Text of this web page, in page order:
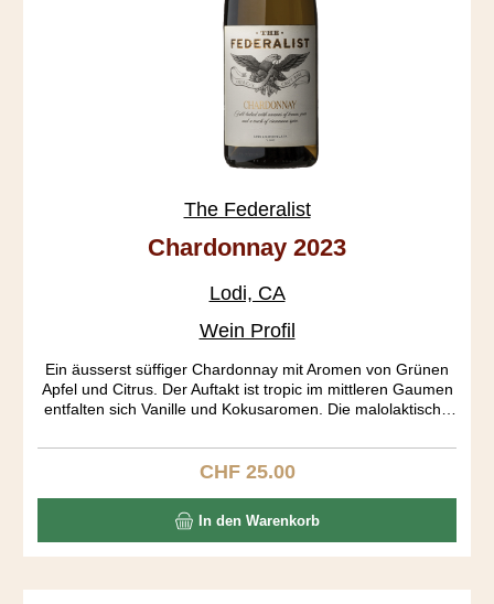
The Federalist
Chardonnay 2023
Lodi, CA
Wein Profil
Ein äusserst süffiger Chardonnay mit Aromen von Grünen
Apfel und Citrus. Der Auftakt ist tropic im mittleren Gaumen
entfalten sich Vanille und Kokusaromen. Die malolaktische
Ausbau fand in amerikanischen und französichen Barriquen
während sechs Monaten statt.
Regulärer Preis:
CHF 25.00
In den Warenkorb